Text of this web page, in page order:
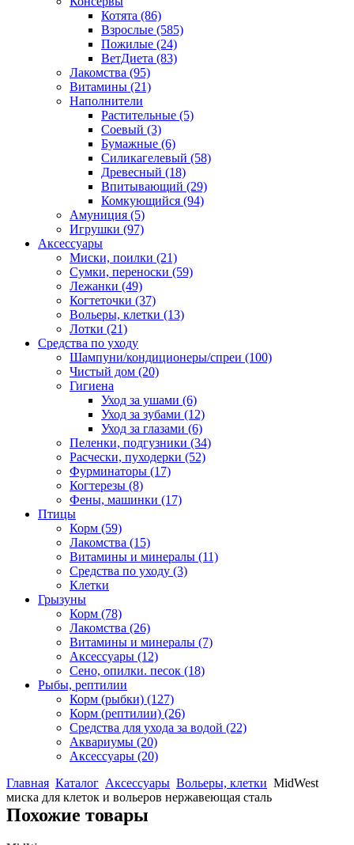
Котята (86)
Взрослые (585)
Пожилые (24)
ВетДиета (83)
Лакомства (95)
Витамины (21)
Наполнители
Растительные (5)
Соевый (3)
Бумажные (6)
Силикагелевый (58)
Древесный (18)
Впитывающий (29)
Комкующийся (94)
Амуниция (5)
Игрушки (97)
Аксессуары
Миски, поилки (21)
Сумки, переноски (59)
Лежанки (49)
Когтеточки (37)
Вольеры, клетки (13)
Лотки (21)
Средства по уходу
Шампуни/кондиционеры/спреи (100)
Чистый дом (20)
Гигиена
Уход за ушами (6)
Уход за зубами (12)
Уход за глазами (6)
Пеленки, подгузники (34)
Расчески, пуходерки (52)
Фурминаторы (17)
Когтерезы (8)
Фены, машинки (17)
Птицы
Корм (59)
Лакомства (15)
Витамины и минералы (11)
Средства по уходу (3)
Клетки
Грызуны
Корм (78)
Лакомства (26)
Витамины и минералы (7)
Аксессуары (12)
Сено, опилки. песок (18)
Рыбы, рептилии
Корм (рыбки) (127)
Корм (рептилии) (26)
Средства для ухода за водой (22)
Аквариумы (20)
Аксессуары (20)
Главная Каталог Аксессуары Вольеры, клетки MidWest
миска для клеток и вольеров нержавеющая сталь
Похожие товары